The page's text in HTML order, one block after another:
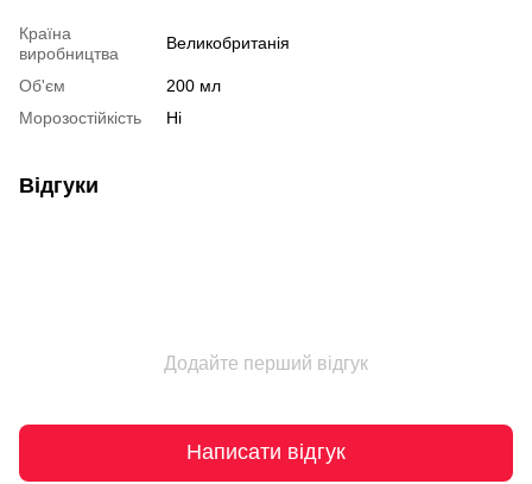
Країна
виробництва
Великобританія
Об'єм
200 мл
Морозостійкість
Ні
Відгуки
Додайте перший відгук
Написати відгук